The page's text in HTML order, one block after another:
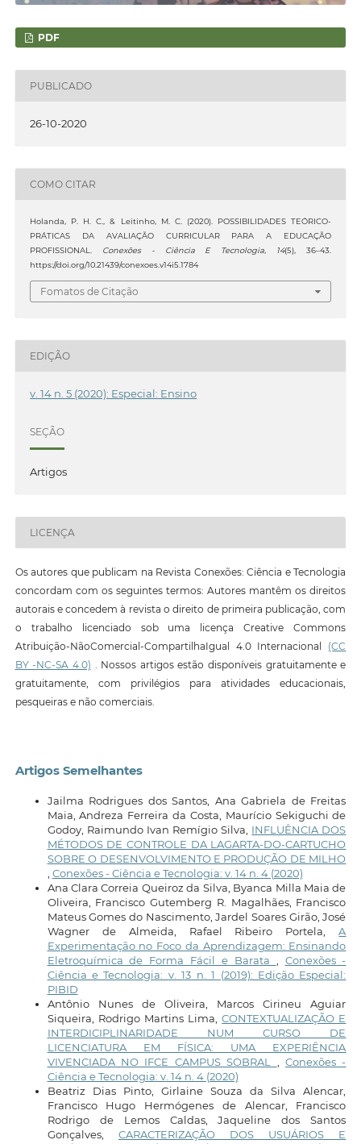
PDF
PUBLICADO
26-10-2020
COMO CITAR
Holanda, P. H. C., & Leitinho, M. C. (2020). POSSIBILIDADES TEÓRICO-
PRÁTICAS DA AVALIAÇÃO CURRICULAR PARA A EDUCAÇÃO
PROFISSIONAL. Conexões - Ciência E Tecnologia, 14(5), 36–43.
https://doi.org/10.21439/conexoes.v14i5.1784
Fomatos de Citação
EDIÇÃO
v. 14 n. 5 (2020): Especial: Ensino
SEÇÃO
Artigos
LICENÇA
Os autores que publicam na Revista Conexões: Ciência e Tecnologia
concordam com os seguintes termos: Autores mantêm os direitos
autorais e concedem à revista o direito de primeira publicação, com
o trabalho licenciado sob uma licença Creative Commons
Atribuição-NãoComercial-CompartilhaIgual 4.0 Internacional (CC
BY -NC-SA 4.0) . Nossos artigos estão disponíveis gratuitamente e
gratuitamente, com privilégios para atividades educacionais,
pesqueiras e não comerciais.
Artigos Semelhantes
Jailma Rodrigues dos Santos, Ana Gabriela de Freitas
Maia, Andreza Ferreira da Costa, Maurício Sekiguchi de
Godoy, Raimundo Ivan Remígio Silva, INFLUÊNCIA DOS
MÉTODOS DE CONTROLE DA LAGARTA-DO-CARTUCHO
SOBRE O DESENVOLVIMENTO E PRODUÇÃO DE MILHO
Conexões - Ciência e Tecnologia: v. 14 n. 4 (2020)
Ana Clara Correia Queiroz da Silva, Byanca Milla Maia de
Oliveira, Francisco Gutemberg R. Magalhães, Francisco
Mateus Gomes do Nascimento, Jardel Soares Girão, José
Wagner de Almeida, Rafael Ribeiro Portela,A
Experimentação no Foco da Aprendizagem: Ensinando
Eletroquímica de Forma Fácil e Barata
Conexões -
Ciência e Tecnologia: v. 13 n. 1 (2019): Edição Especial:
PIBID
Antônio Nunes de Oliveira, Marcos Cirineu Aguiar
Siqueira, Rodrigo Martins Lima,CONTEXTUALIZAÇÃO E
INTERDICIPLINARIDADE NUM CURSO DE
LICENCIATURA EM FÍSICA: UMA EXPERIÊNCIA
VIVENCIADA NO IFCE CAMPUS SOBRAL
,Conexões -
Ciência e Tecnologia: v. 14 n. 4 (2020)
Beatriz Dias Pinto, Girlaine Souza da Silva Alencar,
Francisco Hugo Hermógenes de Alencar, Francisco
Rodrigo de Lemos Caldas, Jaqueline dos Santos
Gonçalves, CARACTERIZAÇÃO DOS USUÁRIOS E